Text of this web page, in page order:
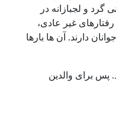
و لجبازانه در
غیر عادی،
دارند. آن ها بارها
پس برای والدین